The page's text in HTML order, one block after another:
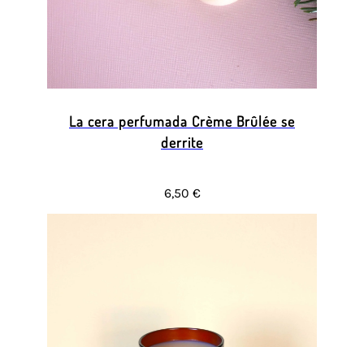
La cera perfumada Crème Brûlée se
derrite
6,50 €